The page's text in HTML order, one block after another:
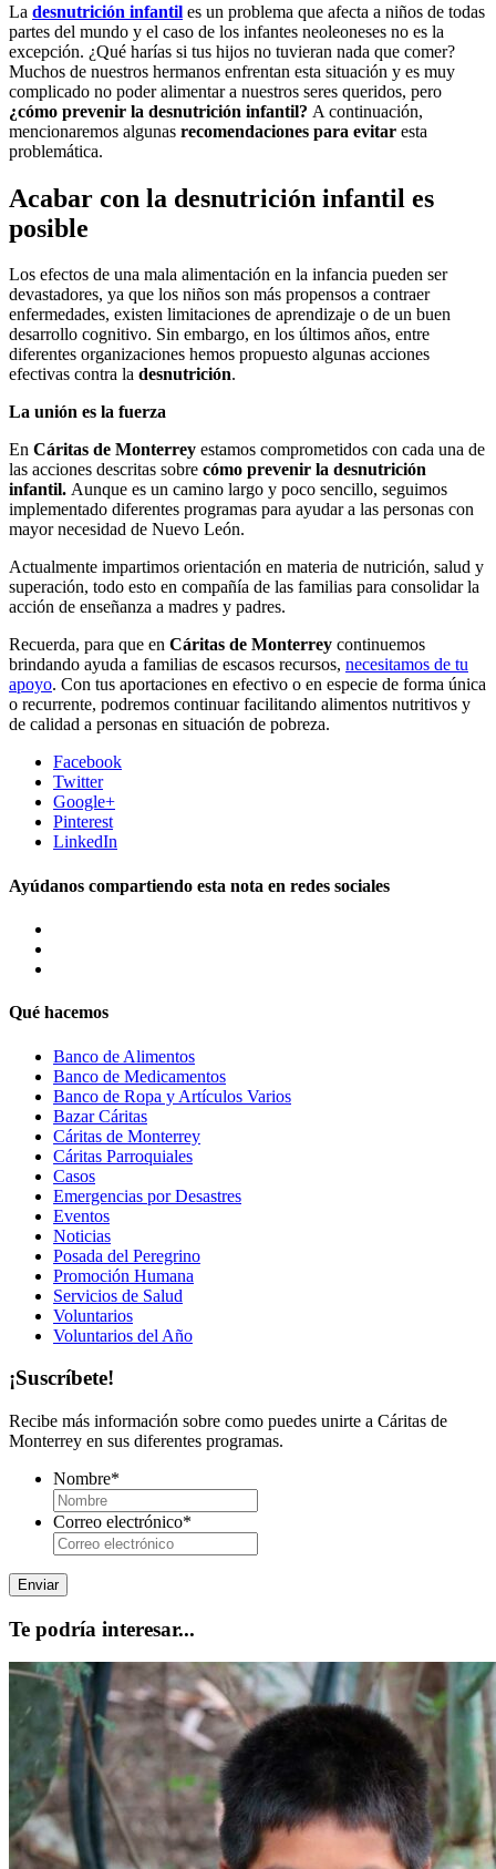
La desnutrición infantil es un problema que afecta a niños de todas
partes del mundo y el caso de los infantes neoleoneses no es la
excepción. ¿Qué harías si tus hijos no tuvieran nada que comer?
Muchos de nuestros hermanos enfrentan esta situación y es muy
complicado no poder alimentar a nuestros seres queridos, pero
¿cómo prevenir la desnutrición infantil? A continuación,
mencionaremos algunas recomendaciones para evitar esta
problemática.
Acabar con la desnutrición infantil es
posible
Los efectos de una mala alimentación en la infancia pueden ser
devastadores, ya que los niños son más propensos a contraer
enfermedades, existen limitaciones de aprendizaje o de un buen
desarrollo cognitivo. Sin embargo, en los últimos años, entre
diferentes organizaciones hemos propuesto algunas acciones
efectivas contra la desnutrición.
La unión es la fuerza
En Cáritas de Monterrey estamos comprometidos con cada una de
las acciones descritas sobre cómo prevenir la desnutrición
infantil. Aunque es un camino largo y poco sencillo, seguimos
implementado diferentes programas para ayudar a las personas con
mayor necesidad de Nuevo León.
Actualmente impartimos orientación en materia de nutrición, salud y
superación, todo esto en compañía de las familias para consolidar la
acción de enseñanza a madres y padres.
Recuerda, para que en Cáritas de Monterrey continuemos
brindando ayuda a familias de escasos recursos, necesitamos de tu
apoyo. Con tus aportaciones en efectivo o en especie de forma única
o recurrente, podremos continuar facilitando alimentos nutritivos y
de calidad a personas en situación de pobreza.
Facebook
Twitter
Google+
Pinterest
LinkedIn
Ayúdanos compartiendo esta nota en redes sociales
Qué hacemos
Banco de Alimentos
Banco de Medicamentos
Banco de Ropa y Artículos Varios
Bazar Cáritas
Cáritas de Monterrey
Cáritas Parroquiales
Casos
Emergencias por Desastres
Eventos
Noticias
Posada del Peregrino
Promoción Humana
Servicios de Salud
Voluntarios
Voluntarios del Año
¡Suscríbete!
Recibe más información sobre como puedes unirte a Cáritas de
Monterrey en sus diferentes programas.
Nombre*
Correo electrónico*
Te podría interesar...